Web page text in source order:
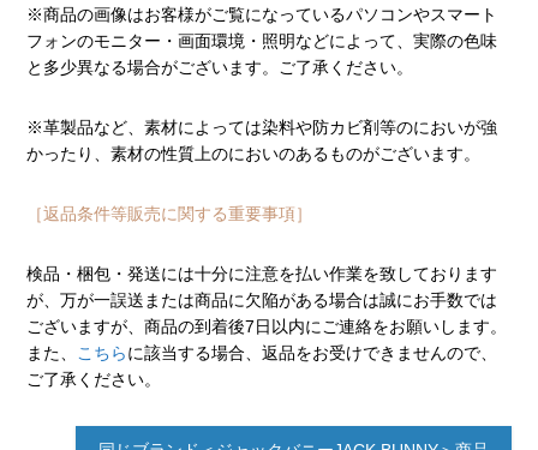
※商品の画像はお客様がご覧になっているパソコンやスマート
フォンのモニター・画面環境・照明などによって、実際の色味
と多少異なる場合がございます。ご了承ください。
※革製品など、素材によっては染料や防カビ剤等のにおいが強
かったり、素材の性質上のにおいのあるものがございます。
［返品条件等販売に関する重要事項］
検品・梱包・発送には十分に注意を払い作業を致しております
が、万が一誤送または商品に欠陥がある場合は誠にお手数では
ございますが、商品の到着後7日以内にご連絡をお願いします。
また、 こちらに該当する場合、返品をお受けできませんので、
ご了承ください。